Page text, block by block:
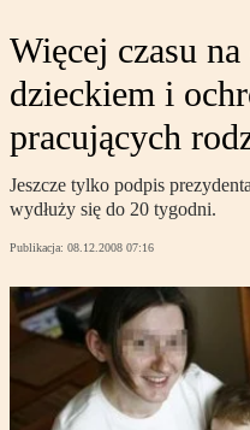
Więcej czasu
dzieckiem i
pracujących
Jeszcze tylko podpis
wydłuży się do 20 tygodni.
Publikacja: 08.12.2008 07:16